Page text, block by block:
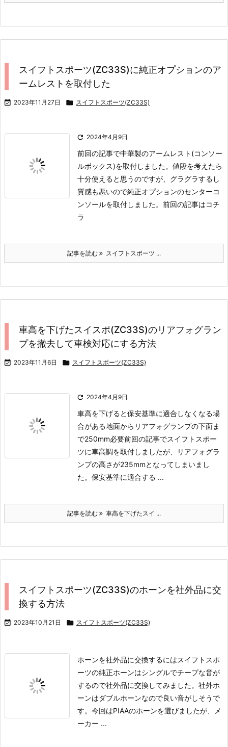
スイフトスポーツ(ZC33S)に純正オプションのア
ームレストを取付した
 2023年11月27日  スイフトスポーツ(ZC33S)
 2024年4月9日
前回の記事で中華製のアームレスト(コンソー
ルボックス)を取付しました。 値段を考えたら
十分使えると思うのですが、グラグラするし
質感も悪いので純正オプションのセンターコ
ンソールを取付しました。 前回の記事はコチ
ラ
記事を読む スイフトスポーツ ...
車高を下げたスイスポ(ZC33S)のリアフォグラン
プを撤去して車検対応にする方法
 2023年11月6日  スイフトスポーツ(ZC33S)
 2024年4月9日
車高を下げると保安基準に適合しなくなる場
合がある地面からリアフォグランプの下面ま
で250mm必要前回の記事でスイフトスポー
ツに車高調を取付しましたが、リアフォグラ
ンプの高さが235mmとなってしまいまし
た。 保安基準に適合する ...
記事を読む 車高を下げたスイ ...
スイフトスポーツ(ZC33S)のホーンを社外品に交
換する方法
 2023年10月21日  スイフトスポーツ(ZC33S)
ホーンを社外品に交換するにはスイフトスポ
ーツの純正ホーンはシングルでチープな音が
するので社外品に交換してみました。 社外ホ
ーンはダブルホーンなので良い音がしそうで
す。 今回はPIAAのホーンを選びましたが、メ
ーカー ...